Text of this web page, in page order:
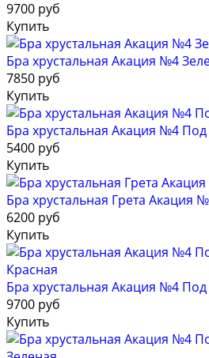
9700 руб
Купить
Бра хрустальная Акация №4
7850 руб
Купить
Бра хрустальная Акация №4
5400 руб
Купить
Бра хрустальная Грета Акация
6200 руб
Купить
Бра хрустальная Акация №4
9700 руб
Купить